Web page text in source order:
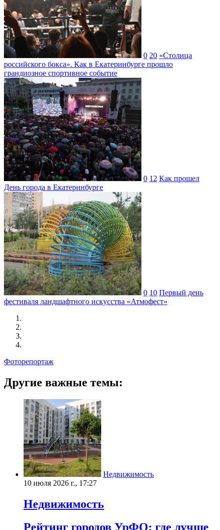
0 20 «Столица
российского бокса». Как в Екатеринбурге прошло
грандиозное спортивное событие
0 12 Как прошел
День города в Екатеринбурге
0 10 Первый день
фестиваля ландшафтного искусства «Атмофест»
Фоторепортаж
Другие важные темы:
Недвижимость
10 июля 2026 г., 17:27
Недвижимость
Рейтинг городов УрФО: где лучше